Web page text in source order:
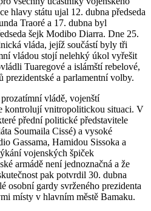
hlavy státu ujal 12. dubna předseda
Traoré a 17. dubna byl
šejk Modibo Diarra. Dne 25.
vláda, jejíž součástí byly tři
vládou stojí nelehký úkol vyřešit
Tuaregové a islámští rebelové,
prezidentské a parlamentní volby.
vládě, vojenští
kontrolují vnitropolitickou situaci. V
přední politické představitele
Soumaila Cissé) a vysoké
Gassama, Hamidou Sissoka a
vojenských špiček
armádě není jednoznačná a že
pak potvrdil 30. dubna
osobní gardy svrženého prezidenta
místy v hlavním městě Bamaku.